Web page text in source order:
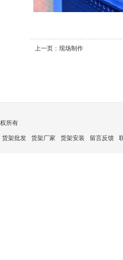
上一页： 现场制作
所有
货架批发 货架厂家 货架安装 留言反馈